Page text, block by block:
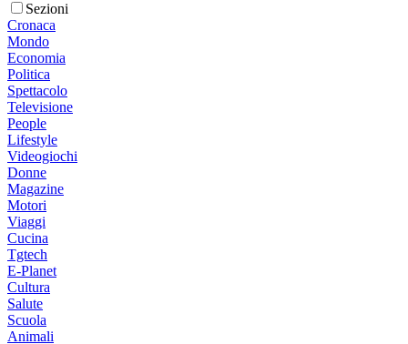
Sezioni
Cronaca
Mondo
Economia
Politica
Spettacolo
Televisione
People
Lifestyle
Videogiochi
Donne
Magazine
Motori
Viaggi
Cucina
Tgtech
E-Planet
Cultura
Salute
Scuola
Animali